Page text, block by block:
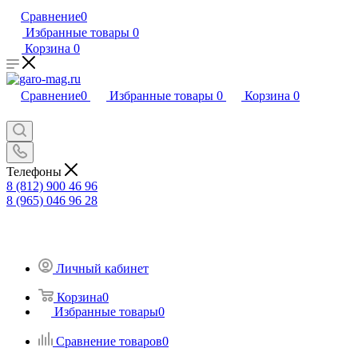
Сравнение0
Избранные товары 0
Корзина 0
Сравнение0 Избранные товары 0 Корзина 0
Телефоны
8 (812) 900 46 96
8 (965) 046 96 28
Личный кабинет
Корзина0
Избранные товары0
Сравнение товаров0